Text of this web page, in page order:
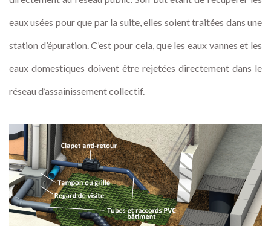
eaux usées pour que par la suite, elles soient traitées dans une
station d’épuration. C’est pour cela, que les eaux vannes et les
eaux domestiques doivent être rejetées directement dans le
réseau d’assainissement collectif.